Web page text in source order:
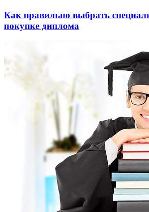
Как правильно выбрать
покупке диплома